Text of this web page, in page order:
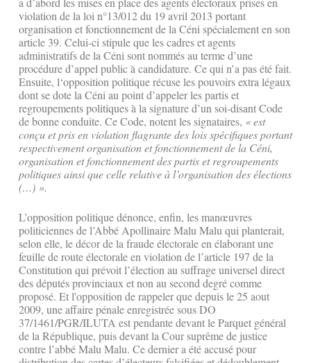
violation de la loi n°13/012 du 19 avril 2013 portant
organisation et fonctionnement de la Céni spécialement en son
article 39. Celui-ci stipule que les cadres et agents
administratifs de la Céni sont nommés au terme d’une
procédure d’appel public à candidature. Ce qui n’a pas été fait.
Ensuite, l‘opposition politique récuse les pouvoirs extra légaux
dont se dote la Céni au point d’appeler les partis et
regroupements politiques à la signature d’un soi-disant Code
de bonne conduite. Ce Code, notent les signataires, « est
conçu et pris en violation flagrante des lois spécifiques portant
respectivement organisation et fonctionnement de la Céni,
organisation et fonctionnement des partis et regroupements
politiques ainsi que celle relative à l’organisation des élections
(…) ».
L’opposition politique dénonce, enfin, les manœuvres
politiciennes de l’Abbé Apollinaire Malu Malu qui planterait,
selon elle, le décor de la fraude électorale en élaborant une
feuille de route électorale en violation de l’article 197 de la
Constitution qui prévoit l’élection au suffrage universel direct
des députés provinciaux et non au second degré comme
proposé. Et l'opposition de rappeler que depuis le 25 aout
2009, une affaire pénale enregistrée sous DO
37/1461/PGR/ILUTA est pendante devant le Parquet général
de la République, puis devant la Cour suprême de justice
contre l’abbé Malu Malu. Ce dernier a été accusé pour